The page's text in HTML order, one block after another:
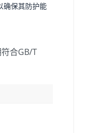
确保其防护能
合GB/T